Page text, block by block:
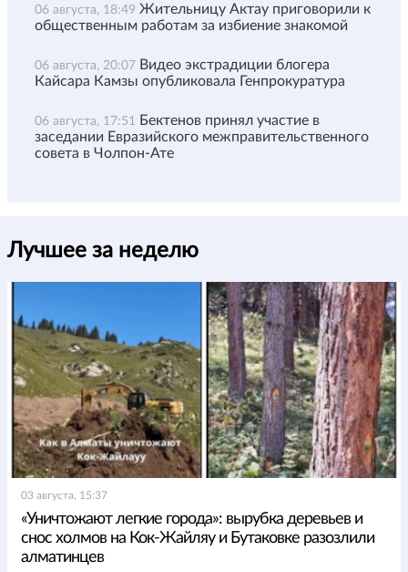
06 августа, 18:49 Жительницу Актау приговорили к
общественным работам за избиение знакомой
06 августа, 20:07 Видео экстрадиции блогера
Кайсара Камзы опубликовала Генпрокуратура
06 августа, 17:51
Бектенов принял участие в
заседании Евразийского межправительственного
совета в Чолпон-Ате
Лучшее за неделю
03 августа, 15:37
«Уничтожают легкие города»: вырубка деревьев и
снос холмов на Кок-Жайляу и Бутаковке разозлили
алматинцев